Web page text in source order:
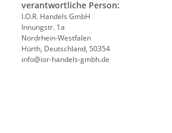
verantwortliche Person:
I.O.R. Handels GmbH
Innungstr. 1a
Nordrhein-Westfalen
Hürth, Deutschland, 50354
info@ior-handels-gmbh.de